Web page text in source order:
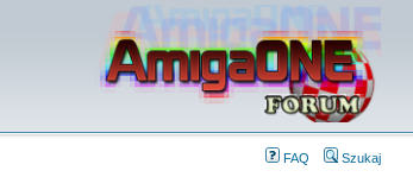
FAQ Szukaj